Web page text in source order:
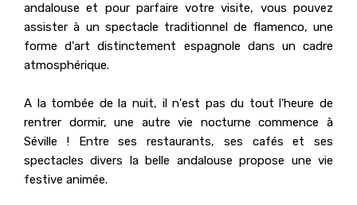
andalouse et pour parfaire votre visite, vous pouvez
assister à un spectacle traditionnel de flamenco, une
forme d'art distinctement espagnole dans un cadre
atmosphérique.
A la tombée de la nuit, il n'est pas du tout l'heure de
rentrer dormir, une autre vie nocturne commence à
Séville ! Entre ses restaurants, ses cafés et ses
spectacles divers la belle andalouse propose une vie
festive animée.